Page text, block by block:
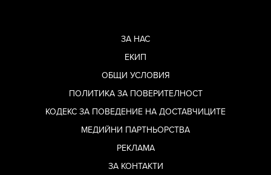
ЗА НАС
ЕКИП
ОБЩИ УСЛОВИЯ
ПОЛИТИКА ЗА ПОВЕРИТЕЛНОСТ
КОДЕКС ЗА ПОВЕДЕНИЕ НА ДОСТАВЧИЦИТЕ
МЕДИЙНИ ПАРТНЬОРСТВА
РЕКЛАМА
ЗА КОНТАКТИ